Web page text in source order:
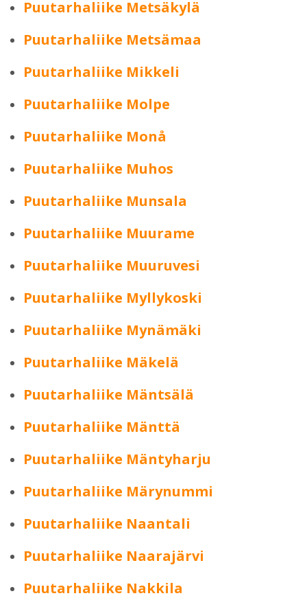
Puutarhaliike Metsäkylä
Puutarhaliike Metsämaa
Puutarhaliike Mikkeli
Puutarhaliike Molpe
Puutarhaliike Monå
Puutarhaliike Muhos
Puutarhaliike Munsala
Puutarhaliike Muurame
Puutarhaliike Muuruvesi
Puutarhaliike Myllykoski
Puutarhaliike Mynämäki
Puutarhaliike Mäkelä
Puutarhaliike Mäntsälä
Puutarhaliike Mänttä
Puutarhaliike Mäntyharju
Puutarhaliike Märynummi
Puutarhaliike Naantali
Puutarhaliike Naarajärvi
Puutarhaliike Nakkila